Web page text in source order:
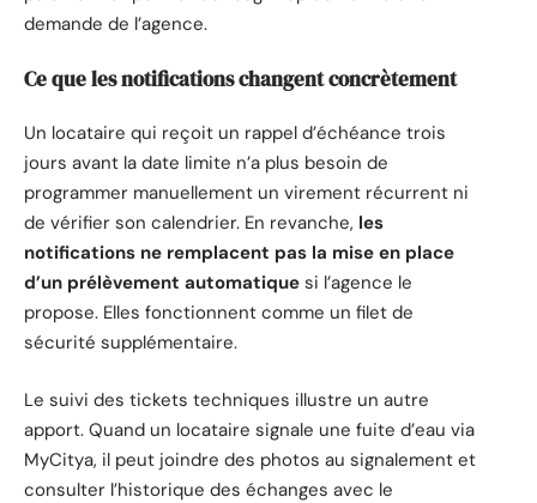
demande de l’agence.
Ce que les notifications changent concrètement
Un locataire qui reçoit un rappel d’échéance trois
jours avant la date limite n’a plus besoin de
programmer manuellement un virement récurrent ni
de vérifier son calendrier. En revanche, les
notifications ne remplacent pas la mise en place
d’un prélèvement automatique si l’agence le
propose. Elles fonctionnent comme un filet de
sécurité supplémentaire.
Le suivi des tickets techniques illustre un autre
apport. Quand un locataire signale une fuite d’eau via
MyCitya, il peut joindre des photos au signalement et
consulter l’historique des échanges avec le